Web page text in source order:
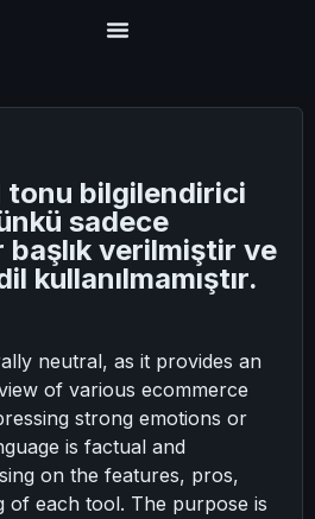
tonu bilgilendirici
sadece
verilmiştir ve
kullanılmamıştır.
neutral, as it provides an
of various ecommerce
strong emotions or
is factual and
on the features, pros,
of each tool. The purpose is